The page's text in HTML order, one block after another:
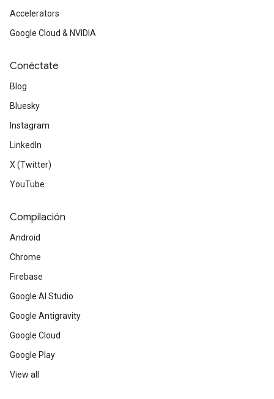
Accelerators
Google Cloud & NVIDIA
Conéctate
Blog
Bluesky
Instagram
LinkedIn
X (Twitter)
YouTube
Compilación
Android
Chrome
Firebase
Google AI Studio
Google Antigravity
Google Cloud
Google Play
View all